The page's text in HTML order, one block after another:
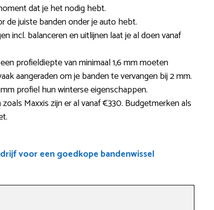
dat je het nodig hebt.
de juiste banden onder je auto hebt.
incl. balanceren en uitlijnen laat je al doen vanaf
profieldiepte van minimaal 1,6 mm moeten
aangeraden om je banden te vervangen bij 2 mm.
profiel hun winterse eigenschappen.
Maxxis zijn er al vanaf €330. Budgetmerken als
voor een goedkope bandenwissel